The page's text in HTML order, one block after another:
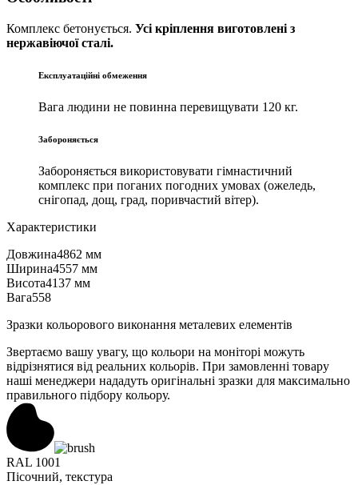
Комплекс бетонується. Усі кріплення виготовлені з
нержавіючої сталі.
Експлуатаційні обмеження
Вага людини не повинна перевищувати 120 кг.
Забороняється
Забороняється використовувати гімнастичний
комплекс при поганих погодних умовах (ожеледь,
снігопад, дощ, град, поривчастий вітер).
Характеристики
Довжина4862 мм
Ширина4557 мм
Висота4137 мм
Вага558
Зразки кольорового виконання металевих елементів
Звертаємо вашу увагу, що кольори на моніторі можуть
відрізнятися від реальних кольорів. При замовленні товару
наші менеджери нададуть оригінальні зразки для максимально
правильного підбору кольору.
RAL 1001
Пісочний, текстура